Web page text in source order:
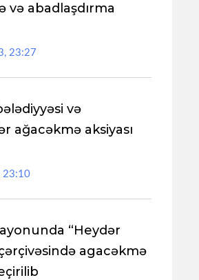
və abadlaşdırma
23:27
və
ağacəkmə aksiyası
23:10
“Heydər
agacəkmə